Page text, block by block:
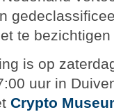
te bezichtigen
is op
uur in
Crypto